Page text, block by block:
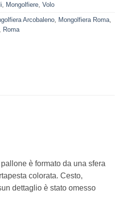
Mongolfiere Volo
Arcobaleno Mongolfiera Roma
Roma
è formato da una sfera
colorata. Cesto,
dettaglio è stato omesso